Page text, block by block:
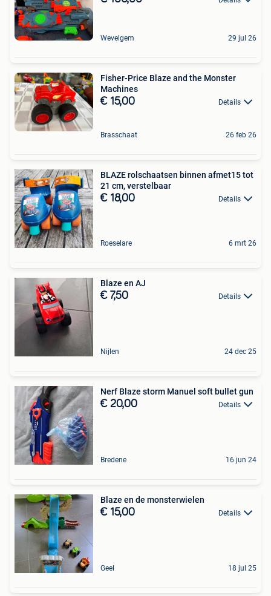
Wevelgem 29 jul 26
Fisher-Price Blaze and the Monster
Machines
€ 15,00 Details
Brasschaat 26 feb 26
BLAZE rolschaatsen binnen afmet15 tot
21 cm, verstelbaar
€ 18,00 Details
Roeselare 6 mrt 26
Blaze en AJ
€ 7,50 Details
Nijlen 24 dec 25
Nerf Blaze storm Manuel soft bullet gun
€ 20,00 Details
Bredene 16 jun 24
Blaze en de monsterwielen
€ 15,00 Details
Geel 18 jul 25